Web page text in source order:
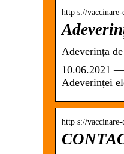
http s://
Adeverința
10.06.2021 —
Adeverinței
http s://